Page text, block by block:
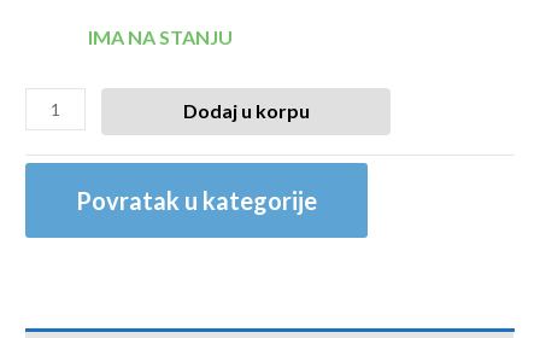
IMA NA STANJU
Dodaj u korpu
Povratak u kategorije